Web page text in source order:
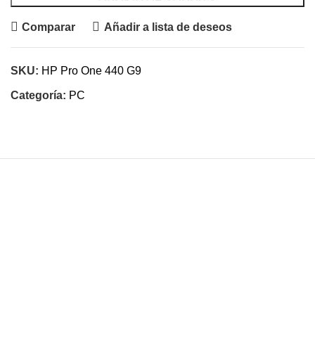
Comparar Añadir a lista de deseos
SKU: HP Pro One 440 G9
Categoría: PC